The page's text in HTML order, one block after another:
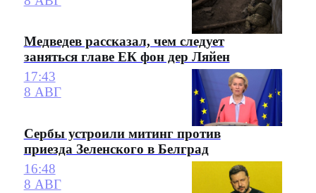
Медведев рассказал, чем следует
заняться главе ЕК фон дер Ляйен
17:43
8 АВГ
Сербы устроили митинг против
приезда Зеленского в Белград
16:48
8 АВГ